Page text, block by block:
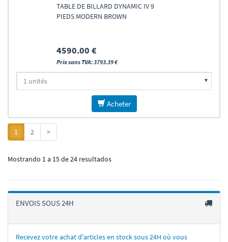
TABLE DE BILLARD DYNAMIC IV 9
PIEDS MODERN BROWN
4590.00 €
Prix sans TVA: 3793.39 €
Acheter
1 2 >
Mostrando 1 a 15 de 24 resultados
ENVOIS SOUS 24H
Recevez votre achat d'articles en stock sous 24H où vous